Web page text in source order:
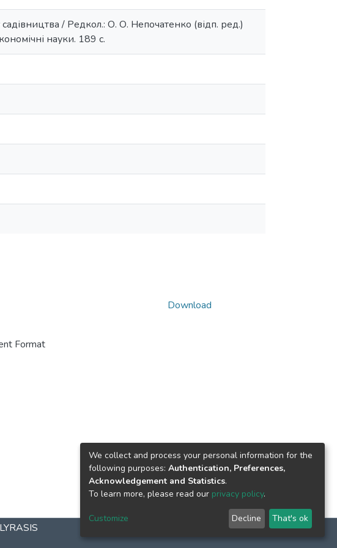
/ Редкол.: О. О. Непочатенко (відп. ред.)
науки. 189 с.
Format
Download
LYRASIS
We collect and process your personal information for the
following purposes: Authentication, Preferences,
Acknowledgement and Statistics.
To learn more, please read our privacy policy.
Customize Decline That's ok